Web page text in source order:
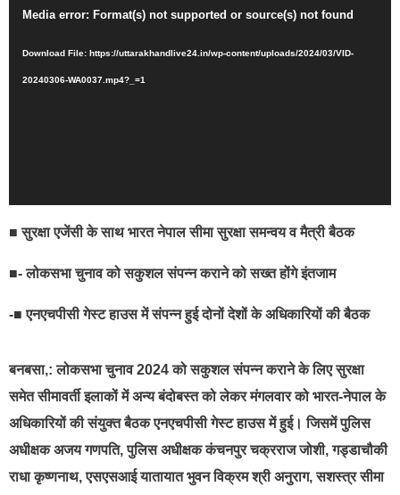
Media error: Format(s) not supported or source(s) not found
Download File: https://uttarakhandlive24.in/wp-content/uploads/2024/03/VID-
20240306-WA0037.mp4?_=1
■ सुरक्षा एजेंसी के साथ भारत नेपाल सीमा सुरक्षा समन्वय व मैत्री बैठक
■- लोकसभा चुनाव को सकुशल संपन्न कराने को सख्त होंगे इंतजाम
-■ एनएचपीसी गेस्ट हाउस में संपन्न हुई दोनों देशों के अधिकारियों की बैठक
बनबसा,: लोकसभा चुनाव 2024 को सकुशल संपन्न कराने के लिए सुरक्षा
समेत सीमावर्ती इलाकों में अन्य बंदोबस्त को लेकर मंगलवार को भारत-नेपाल के
अधिकारियों की संयुक्त बैठक एनएचपीसी गेस्ट हाउस में हुई। जिसमें पुलिस
अधीक्षक अजय गणपति, पुलिस अधीक्षक कंचनपुर चक्रराज जोशी, गड्डाचौकी
राधा कृष्णनाथ, एसएसआई यातायात भुवन विक्रम श्री अनुराग, सशस्त्र सीमा